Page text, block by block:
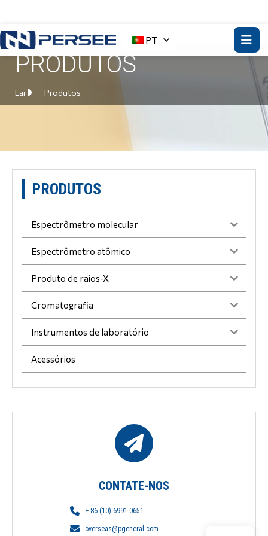
PT
PRODUTOS
Lar Produtos
PRODUTOS
Espectrômetro molecular
Espectrômetro atômico
Produto de raios-X
Cromatografia
Instrumentos de laboratório
Acessórios
CONTATE-NOS
+ 86 (10) 6991 0651
overseas@pgeneral.com